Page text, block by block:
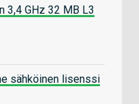
3,4 GHz 32 MB L3
sähköinen lisenssi